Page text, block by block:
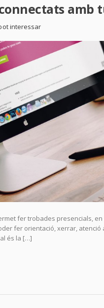
amb
interessar
fer trobades presencials,
fer orientació, xerrar,
és la […]